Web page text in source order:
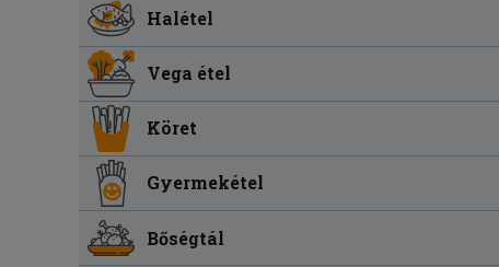
Halétel
Vega étel
Köret
Gyermekétel
Bőségtál